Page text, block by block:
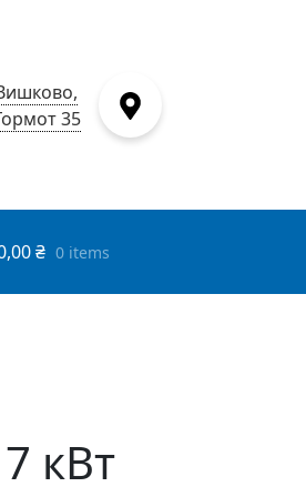
35
₴ 0 items
кВт